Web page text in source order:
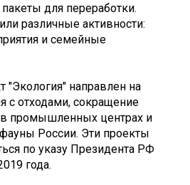
для переработки.
различные активности:
и семейные
"Экология" направлен на
с отходами, сокращение
в промышленных центрах и
России. Эти проекты
по указу Президента РФ
года.